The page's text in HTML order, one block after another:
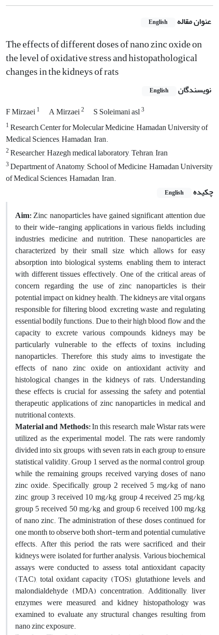
عنوان مقاله English
The effects of different doses of nano zinc oxide on
the level of oxidative stress and histopathological
changes in the kidneys of rats
نویسندگان English
F Mirzaei1 A Mirzaei2 S Soleimani asl3
1Research Center for Molecular Medicine, Hamadan University of
Medical Sciences, Hamadan, Iran.
2Researcher, Hazegh medical laboratory, Tehran, Iran
3Department of Anatomy, School of Medicine, Hamadan University
of Medical Sciences, Hamadan, Iran.
چکیده
English
Aim:Zinc nanoparticles have gained significant attention due
to their wide-ranging applications in various fields, including
industries, medicine, and nutrition. These nanoparticles are
characterized by their small size, which allows for easy
absorption into biological systems, enabling them to interact
with different tissues effectively. One of the critical areas of
concern regarding the use of zinc nanoparticles is their
potential impact on kidney health. The kidneys are vital organs
responsible for filtering blood, excreting waste, and regulating
essential bodily functions. Due to their high blood flow and the
capacity to excrete various compounds, kidneys may be
particularly vulnerable to the effects of toxins, including
nanoparticles. Therefore, this study aims to investigate the
effects of nano zinc oxide on antioxidant activity and
histological changes in the kidneys of rats. Understanding
these effects is crucial for assessing the safety and potential
therapeutic applications of zinc nanoparticles in medical and
nutritional contexts.
Material and Methods:In this research, male Wistar rats were
utilized as the experimental model. The rats were randomly
divided into six groups, with seven rats in each group to ensure
statistical validity. Group 1 served as the normal control group,
while the remaining groups received varying doses of nano
zinc oxide. Specifically, group 2 received 5 mg/kg of nano
zinc, group 3 received 10 mg/kg, group 4 received 25 mg/kg,
group 5 received 50 mg/kg, and group 6 received 100 mg/kg
of nano zinc. The administration of these doses continued for
one month to observe both short-term and potential cumulative
effects. After this period, the rats were sacrificed, and their
kidneys were isolated for further analysis. Various biochemical
assays were conducted to assess total antioxidant capacity
(TAC), total oxidant capacity (TOS), glutathione levels, and
malondialdehyde (MDA) concentration. Additionally, liver
enzymes were measured, and kidney histopathology was
examined to evaluate any structural changes resulting from
nano zinc exposure.